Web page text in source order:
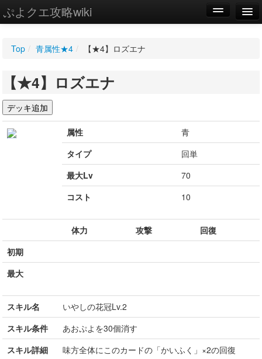
ぷよクエ攻略wiki
WIKI
設定
Top / 青属性★4 / 【★4】ロズエナ
【★4】ロズエナ
属性
青
タイプ
回単
最大Lv
70
コスト
10
体力 攻撃
回復
初期
最大
スキル名
いやしの花冠Lv.2
スキル条件
あおぷよを30個消す
スキル詳細
味方全体にこのカードの「かいふく」×2の回復